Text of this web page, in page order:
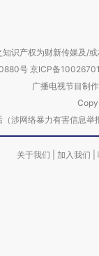
识产权为财新传媒及/
号 京ICP备
广播电视节目制
（涉网络暴力有害信息
关于我们 加入我们